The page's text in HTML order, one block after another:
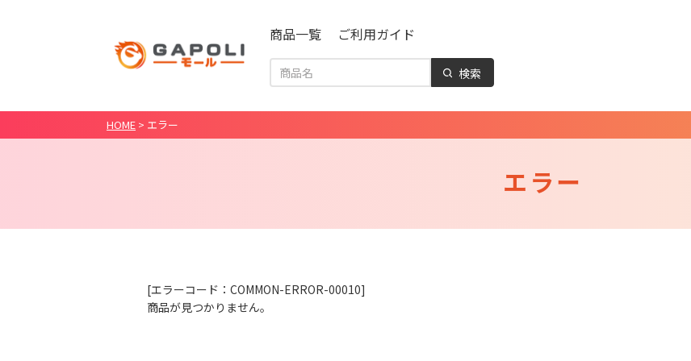
商品一覧 ご利用ガイド
検索
HOME > エラー
エラー
[エラーコード：COMMON-ERROR-00010]
商品が見つかりません。